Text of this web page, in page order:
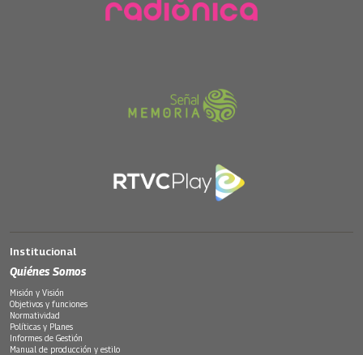
Institucional
Quiénes Somos
Misión y Visión
Objetivos y funciones
Normatividad
Políticas y Planes
Informes de Gestión
Manual de producción y estilo